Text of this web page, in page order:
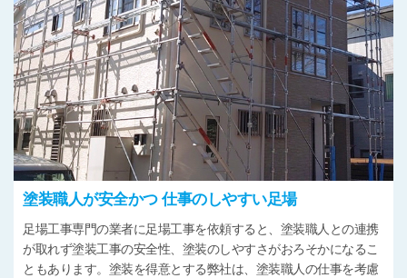
塗装職人が安全かつ仕事のしやすい足場
足場工事専門の業者に足場工事を依頼すると、塗装職人との連携
が取れず塗装工事の安全性、塗装のしやすさがおろそかになるこ
ともあります。塗装を得意とする弊社は、塗装職人の仕事を考慮